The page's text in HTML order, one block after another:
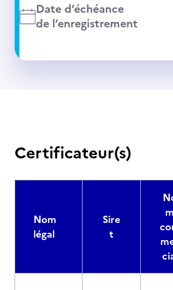
Date d’échéance
de l’enregistrement
Certificateur(s)
Nom
légal
Sire
t
m